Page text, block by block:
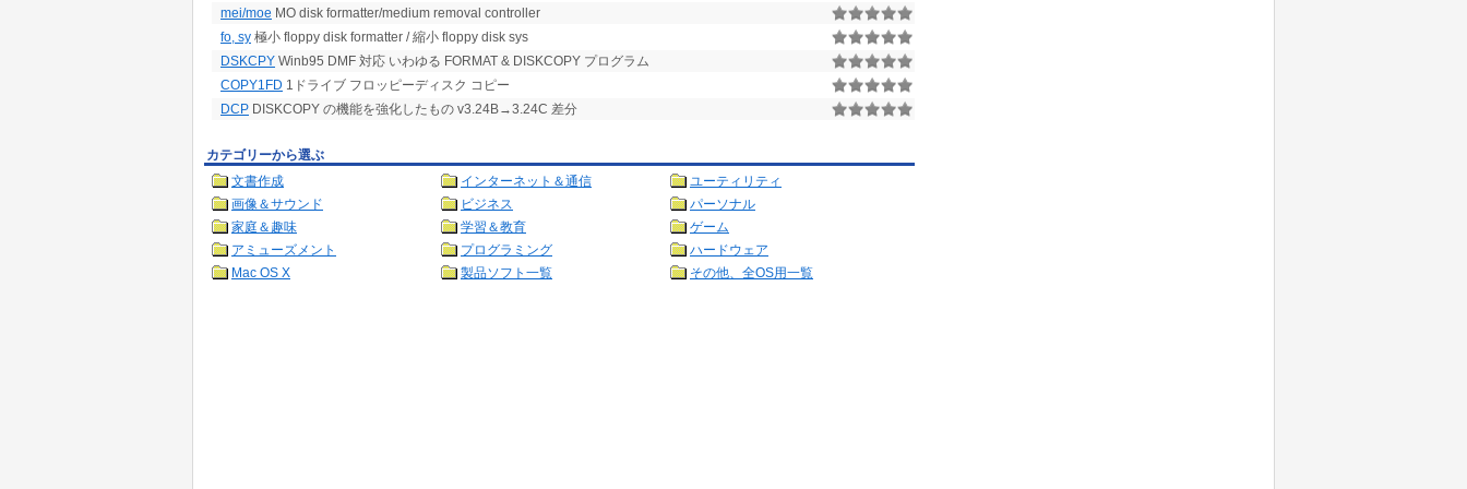
mei/moe MO disk formatter/medium removal controller
fo, sy 極小 floppy disk formatter / 縮小 floppy disk sys
DSKCPY Winb95 DMF 対応 いわゆる FORMAT & DISKCOPY プログラム
COPY1FD 1ドライブ フロッピーディスク コピー
DCP DISKCOPY の機能を強化したもの v3.24B→3.24C 差分
カテゴリーから選ぶ
文書作成
インターネット＆通信
ユーティリティ
画像＆サウンド
ビジネス
パーソナル
家庭＆趣味
学習＆教育
ゲーム
アミューズメント
プログラミング
ハードウェア
Mac OS X
製品ソフト一覧 その他、全OS用一覧